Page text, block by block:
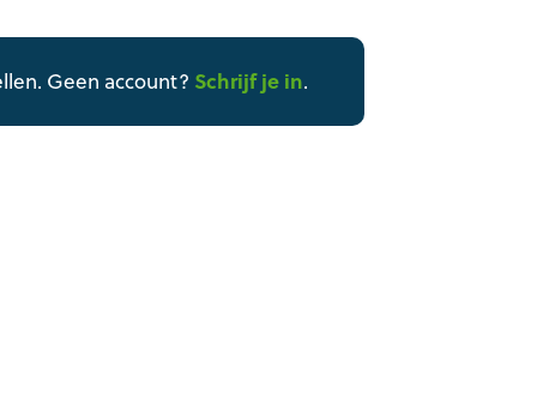
Geen account? Schrijf je in.